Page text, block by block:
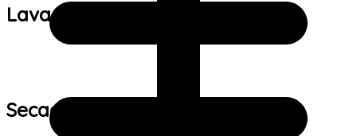
Lavagem:
Secagem: